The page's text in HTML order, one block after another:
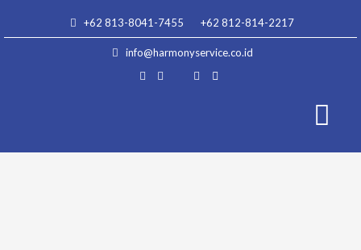
+62 813-8041-7455 +62 812-814-2217
info@harmonyservice.co.id